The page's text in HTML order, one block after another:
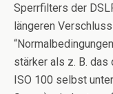
Sperrfilters der
längeren
stärker als z. B. das
ISO 100 selbst